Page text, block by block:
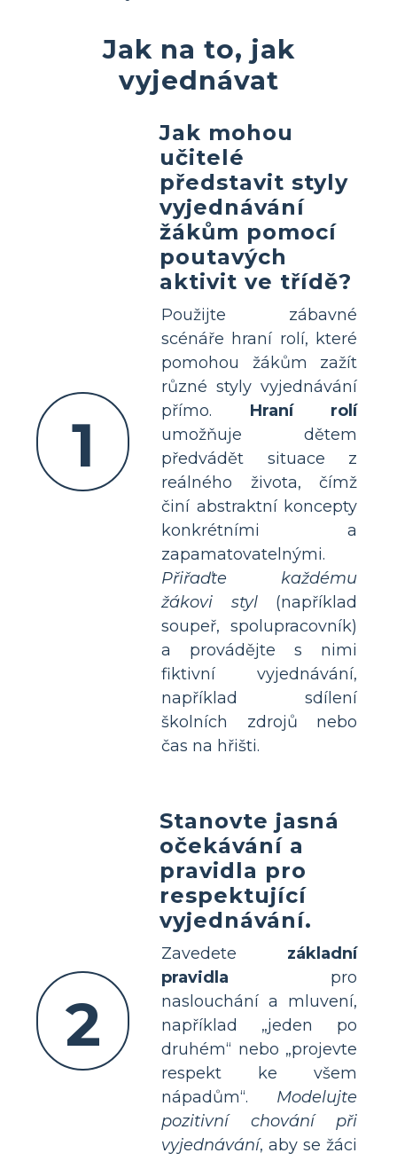
Jak na to, jak
vyjednávat
1
Jak mohou
učitelé
představit styly
vyjednávání
žákům pomocí
poutavých
aktivit ve třídě?
Použijte zábavné
scénáře hraní rolí, které
pomohou žákům zažít
různé styly vyjednávání
přímo. Hraní rolí
umožňuje dětem
předvádět situace z
reálného života, čímž
činí abstraktní koncepty
konkrétními a
zapamatovatelnými.
Přiřaďte každému
žákovi styl(například
soupeř, spolupracovník)
a provádějte s nimi
fiktivní vyjednávání,
například sdílení
školních zdrojů nebo
čas na hřišti.
2
Stanovte jasná
očekávání a
pravidla pro
respektující
vyjednávání.
Zavedete základní
pravidla pro
naslouchání a mluvení,
například „jeden po
druhém“ nebo „projevte
respekt ke všem
nápadům“. Modelujte
pozitivní chování při
vyjednávání, aby se žáci